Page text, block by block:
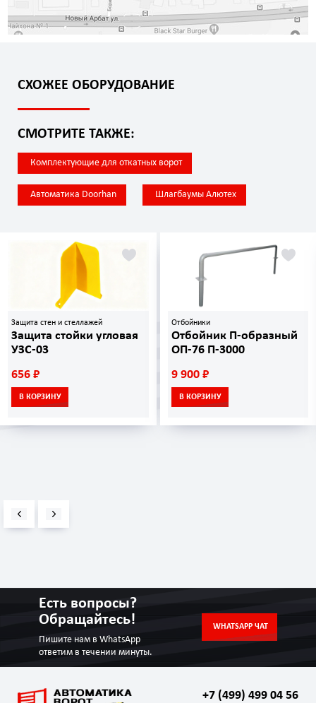
СХОЖЕЕ ОБОРУДОВАНИЕ
СМОТРИТЕ ТАКЖЕ:
Комплектующие для откатных ворот
Автоматика Doorhan Шлагбаумы Алютех
Защита стен и стеллажей
Защита стойки угловая
УЗС-03
656 ₽
В КОРЗИНУ
Отбойники
Отбойник П-образный
ОП-76 П-3000
9 900 ₽
В КОРЗИНУ
Есть вопросы?
Обращайтесь!
Пишите нам в WhatsApp
ответим в течении минуты.
WHATSAPP ЧАТ
+7 (499) 499 04 56